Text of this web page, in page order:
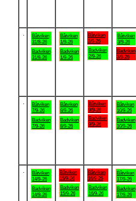
Båtviken
31/8-26
Badviken
31/8-26
Båtviken
1/9-26
Badviken
1/9-26
Båtviken
2/9-26
Badviken
2/9-26
Båtviken
3/9-26
Badviken
3/9-26
Båtviken
7/9-26
Badviken
7/9-26
Båtviken
8/9-26
Badviken
8/9-26
Båtviken
9/9-26
Badviken
9/9-26
Båtviken
10/9-26
Badviken
10/9-26
Båtviken
14/9-26
Badviken
14/9-26
Båtviken
15/9-26
Badviken
15/9-26
Båtviken
16/9-26
Badviken
16/9-26
Båtviken
17/9-26
Badviken
17/9-26